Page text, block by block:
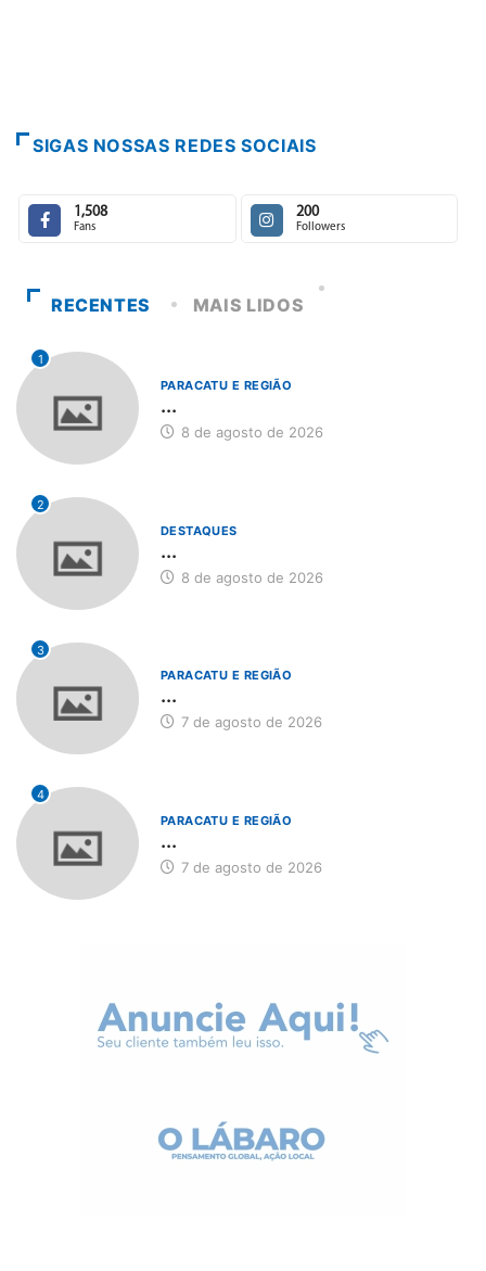
SIGAS NOSSAS REDES SOCIAIS
1,508
Fans
200
Followers
RECENTES MAIS LIDOS
1
PARACATU E REGIÃO
...
8 de agosto de 2026
2
DESTAQUES
...
8 de agosto de 2026
3
PARACATU E REGIÃO
...
7 de agosto de 2026
4
PARACATU E REGIÃO
...
7 de agosto de 2026